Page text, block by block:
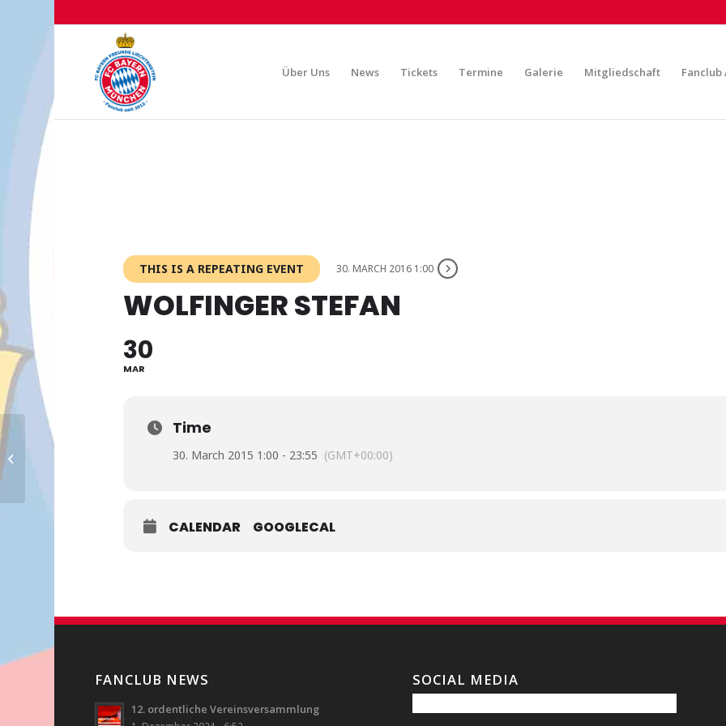
Über Uns News Tickets Termine Galerie Mitgliedschaft
THIS IS A REPEATING EVENT 30. MARCH 2016 1:00
WOLFINGER STEFAN
30
MAR
Time
30. March 2015 1:00 - 23:55 (GMT+00:00)
CALENDAR GOOGLECAL
FANCLUB NEWS
12. ordentliche Vereinsversammlung
SOCIAL MEDIA